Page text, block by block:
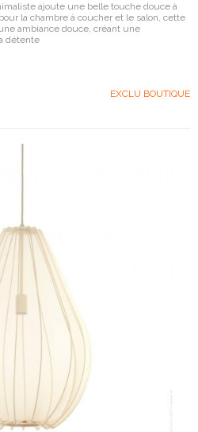
ajoute une belle touche douce à
la chambre à coucher et le salon, cette
ambiance douce, créant une
détente
EXCLU BOUTIQUE